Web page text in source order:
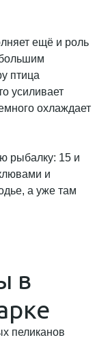
ещё и роль
птица
усиливает
охлаждает
рыбалку: 15 и
и
а уже там
в
пеликанов